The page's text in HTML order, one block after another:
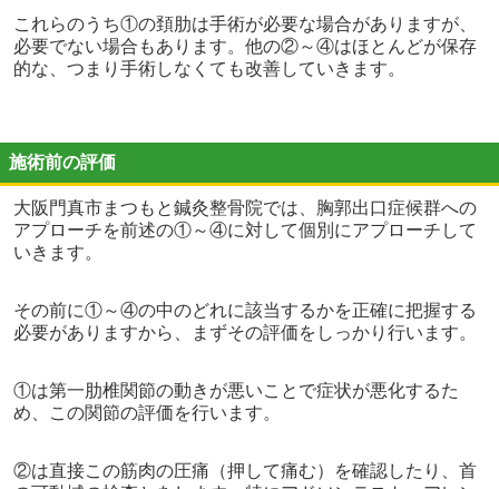
これらのうち①の頚肋は手術が必要な場合がありますが、
必要でない場合もあります。他の②～④はほとんどが保存
的な、つまり手術しなくても改善していきます。
施術前の評価
大阪門真市まつもと鍼灸整骨院では、胸郭出口症候群への
アプローチを前述の①～④に対して個別にアプローチして
いきます。
その前に①～④の中のどれに該当するかを正確に把握する
必要がありますから、まずその評価をしっかり行います。
①は第一肋椎関節の動きが悪いことで症状が悪化するた
め、この関節の評価を行います。
②は直接この筋肉の圧痛（押して痛む）を確認したり、首